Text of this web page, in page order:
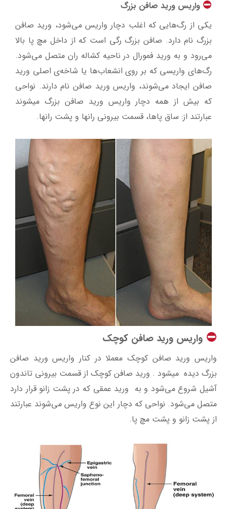
واریس ورید صافن بزرگ
یکی از رگ‌هایی که اغلب دچار واریس می‌شود، ورید صافن
بزرگ نام دارد. صافن بزرگ رگی است که از داخل مچ پا بالا
می‌رود و به ورید فمورال در ناحیه کشاله ران متصل می‌شود.
رگ‌های واریسی که بر روی انشعاب‌ها یا شاخه‌ی اصلی ورید
صافن ایجاد می‌شوند، واریس ورید صافن نام دارند. نواحی
که بیش از همه دچار واریس ورید صافن بزرگ میشوند
عبارتند از: ساق پاها، قسمت بیرونی رانها و پشت رانها.
واریس ورید صافن کوچک
واریس ورید صافن کوچک معملا در کنار واریس ورید صافن
بزرگ دیده میشود . ورید صافن کوچک از قسمت بیرونی تاندون
آشیل شروع می‌شود و به ورید عمقی که در پشت زانو قرار دارد
متصل می‌شود. نواحی که دچار این نوع واریس می‌شوند عبارتند
از پشت زانو و پشت مچ پا.